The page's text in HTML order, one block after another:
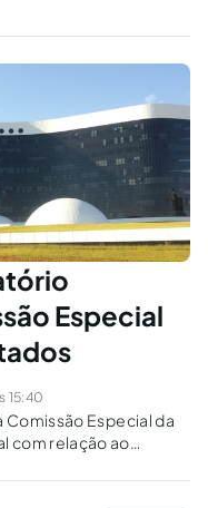
Especial
15:40
Especial da
com relação ao